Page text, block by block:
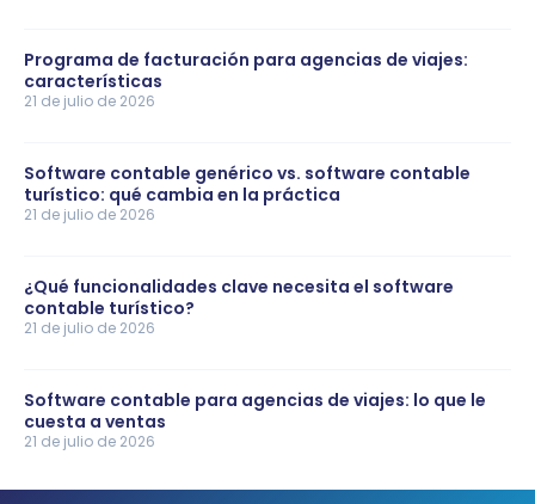
Programa de facturación para agencias de viajes:
características
21 de julio de 2026
Software contable genérico vs. software contable
turístico: qué cambia en la práctica
21 de julio de 2026
¿Qué funcionalidades clave necesita el software
contable turístico?
21 de julio de 2026
Software contable para agencias de viajes: lo que le
cuesta a ventas
21 de julio de 2026